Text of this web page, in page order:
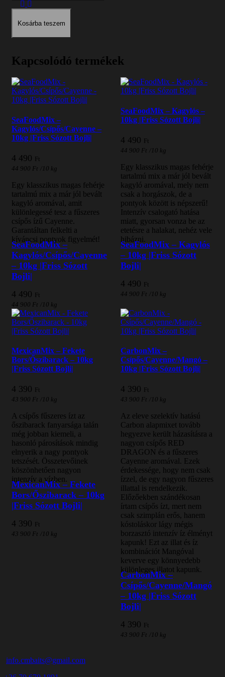
Kosárba teszem
Kapcsolódó termékek
SeaFoodMix –
Kagylós/Csípős/Cayenne –
10kg |Friss Sózott Bojli|
4 490 Ft
44 900 Ft 10 kg
Egy klasszikus magas fehérje
tartalmú mix a már jól bevált
kagyló aromával, amit
különlegessé tesz a fűszeres
csípős ízű Cayenne.
Garantáltan felkelti a
kíváncsi pontyok figyelmét!
SeaFoodMix –
Kagylós/Csípős/Cayenne
– 10kg |Friss Sózott
Bojli|
4 490 Ft
44 900 Ft 10 kg
SeaFoodMix – Kagylós –
10kg |Friss Sózott Bojli|
4 490 Ft
44 900 Ft 10 kg
Egy klasszikus magas fehérje
tartalmú mix a már jól bevált
kagyló aromával, mely nem
csak a horgászok, de a
pontyok között is népszerű!
Intenzív csalogató hatása
miatt, gyorsan vonza be az
etetésre a halakat, nehéz vele
hibázni.
SeaFoodMix – Kagylós
– 10kg |Friss Sózott
Bojli|
4 490 Ft
44 900 Ft 10 kg
MexicanMix – Fekete
Bors/Őszibarack – 10kg
|Friss Sózott Bojli|
4 390 Ft
43 900 Ft 10 kg
A csípős fűszeres ízt az
őszibarack fanyarsága talán
még jobban kiemeli, a
hasonló párosítások mindig
elnyerik a nagy pontyok
tetszését. Összetevőinek
köszönhetően nagyon
intenzív a vízben.
MexicanMix – Fekete
Bors/Őszibarack – 10kg
|Friss Sózott Bojli|
4 390 Ft
43 900 Ft 10 kg
CarbonMix –
Csípős/Cayenne/Mangó –
10kg |Friss Sózott Bojli|
4 390 Ft
43 900 Ft 10 kg
Az eleve szelektív hatású
Carbon alapmixet tovább
hegyezve került házasításra a
nagyon csípős RED
DRAGON és a fűszeres
Cayenne aromával. Ezek
érdekessége, hogy nem csak
ízzel, de egy nagyon fűszeres
illattal is rendelkezik.
Előzőekben szándékosan
írtam csípős ízt, mert nem
csak szimplán erős, hanem
kóstoláskor lágy mégis
borzasztó intenzív íz élményt
kapunk! Ezt az illat és íz
kombinációt Mangóval
keverve egy könnyedebb
különleges illatot kapunk.
CarbonMix –
Csípős/Cayenne/Mangó
– 10kg |Friss Sózott
Bojli|
4 390 Ft
43 900 Ft 10 kg
info.cmbaits@gmail.com